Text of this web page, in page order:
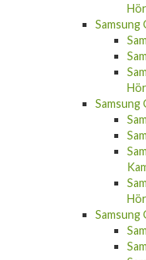
Samsung
Samsung
Samsung